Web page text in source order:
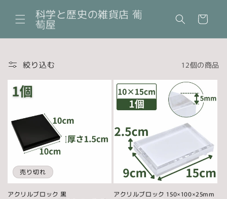
ンツに
進む
科学と歴史の雑貨店 葡
萄屋
ー
絞り込む 12個の商品
売り切れ
アクリルブロック 黒
アクリルブロック 150×100×25mm